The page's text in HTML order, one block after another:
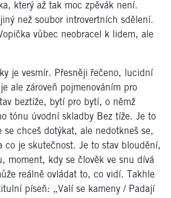
který až tak moc zpěvák není.
než soubor introvertních sdělení.
vůbec neobracel k lidem, ale
je vesmír. Přesněji řečeno, lucidní
ale zároveň pojmenováním pro
beztíže, bytí pro bytí, o němž
tónu úvodní skladby Bez tíže. Je to
se chceš dotýkat, ale nedotkneš se,
co je skutečnost. Je to stav bloudění,
moment, kdy se člověk ve snu dívá
reálně ovládat to, co vidí. Takhle
píseň: „Valí se kameny / Padají